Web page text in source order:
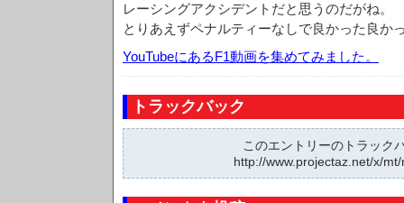
レーシングアクシデントだと思うのだがね。
とりあえずペナルティーなしで良かった良か
YouTubeにあるF1動画を集めてみました。
トラックバック
このエントリーのトラック
http://www.projectaz.net/x/